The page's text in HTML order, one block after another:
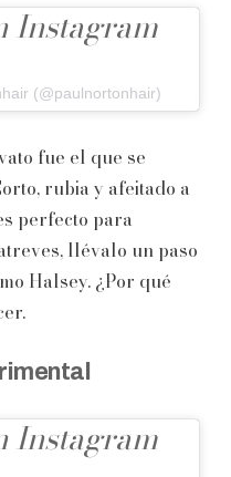
Instagram
(@paulnortonhair)
fue el que se
rubia y afeitado a
perfecto para
llévalo un paso
Halsey. ¿Por qué
Instagram